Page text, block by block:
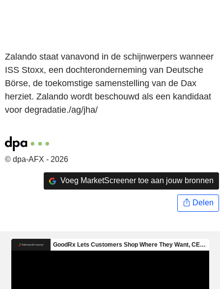
Zalando staat vanavond in de schijnwerpers wanneer
ISS Stoxx, een dochteronderneming van Deutsche
Börse, de toekomstige samenstelling van de Dax
herziet. Zalando wordt beschouwd als een kandidaat
voor degradatie./ag/jha/
© dpa-AFX - 2026
Voeg MarketScreener toe aan jouw bronnen
Delen